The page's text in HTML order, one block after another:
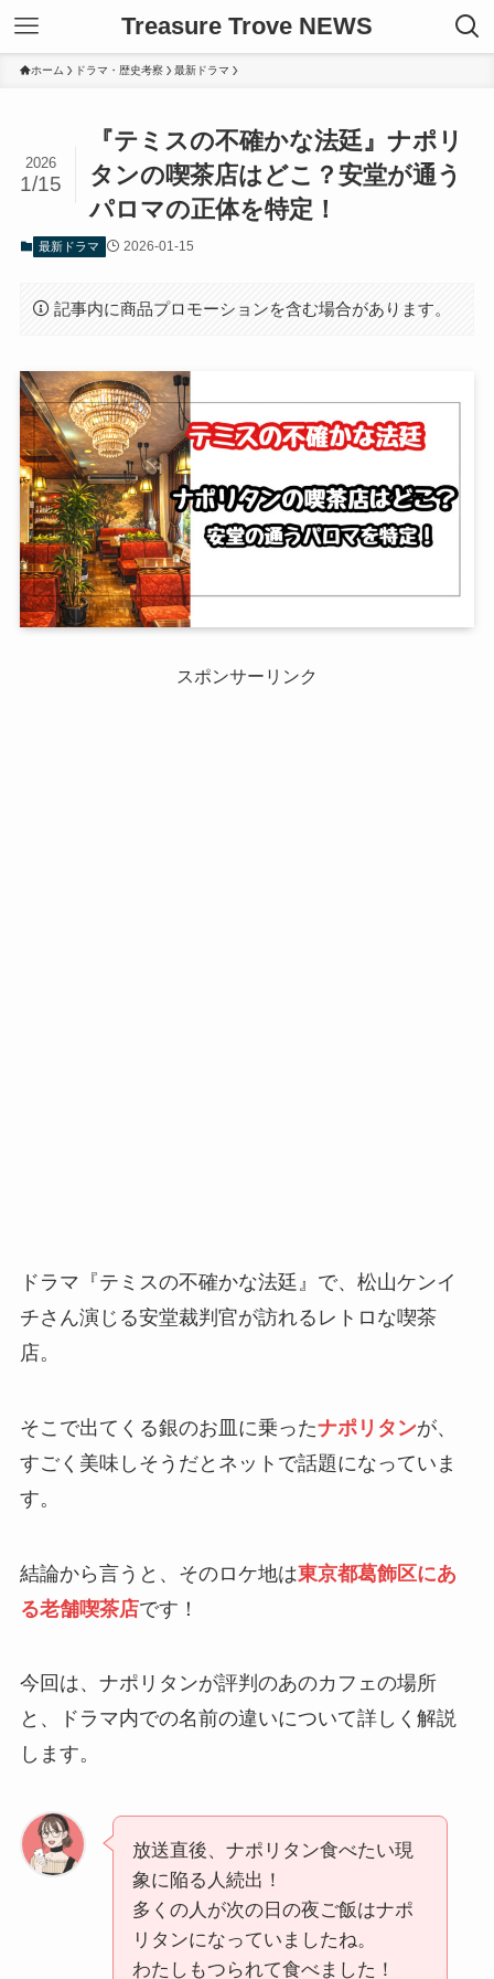
Treasure Trove NEWS
ホーム ドラマ・歴史考察 最新ドラマ
『テミスの不確かな法廷』ナポリ
タンの喫茶店はどこ？安堂が通う
パロマの正体を特定！
2026
1/15
最新ドラマ 2026-01-15
記事内に商品プロモーションを含む場合があります。
スポンサーリンク
ドラマ『テミスの不確かな法廷』で、松山ケンイ
チさん演じる安堂裁判官が訪れるレトロな喫茶
店。
そこで出てくる銀のお皿に乗ったナポリタンが、
すごく美味しそうだとネットで話題になっていま
す。
結論から言うと、そのロケ地は東京都葛飾区にあ
る老舗喫茶店です！
今回は、ナポリタンが評判のあのカフェの場所
と、ドラマ内での名前の違いについて詳しく解説
します。
放送直後、ナポリタン食べたい現
象に陥る人続出！
多くの人が次の日の夜ご飯はナポ
リタンになっていましたね。
わたしもつられて食べました！